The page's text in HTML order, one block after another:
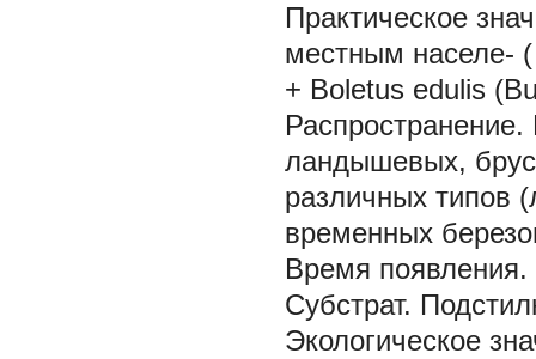
Практическое
местным населе-
+ Boletus edulis
Распространение.
ландышевых,
различных типов
временных
Время появления.
Субстрат.
Экологическое